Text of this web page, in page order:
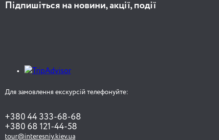
Підпишіться на новини, акції, події
Для замовлення екскурсій телефонуйте:
+380 44 333-68-68
+380 68 121-44-58
tour@interesniy.kiev.ua